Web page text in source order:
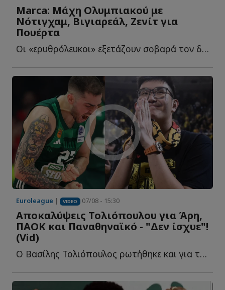
Marca: Μάχη Ολυμπιακού με
Νότιγχαμ, Βιγιαρεάλ, Ζενίτ για
Πουέρτα
Οι «ερυθρόλευκοι» εξετάζουν σοβαρά τον διεθνή Κολομβιανό χ...
Euroleague | VIDEO 07/08 - 15:30
Αποκαλύψεις Τολιόπουλου για Άρη,
ΠΑΟΚ και Παναθηναϊκό - "Δεν ίσχυε"!
(Vid)
Ο Βασίλης Τολιόπουλος ρωτήθηκε και για το αν η απόφασή τ...